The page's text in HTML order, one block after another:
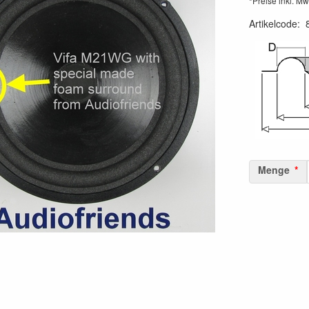
Artikelcode:
Menge